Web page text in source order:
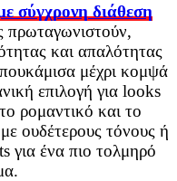
σύγχρονη διάθεση
πρωταγωνιστούν,
και απαλότητας
μέχρι κομψά
επιλογή για looks
ρομαντικό και το
ουδέτερους τόνους ή
για ένα πιο τολμηρό